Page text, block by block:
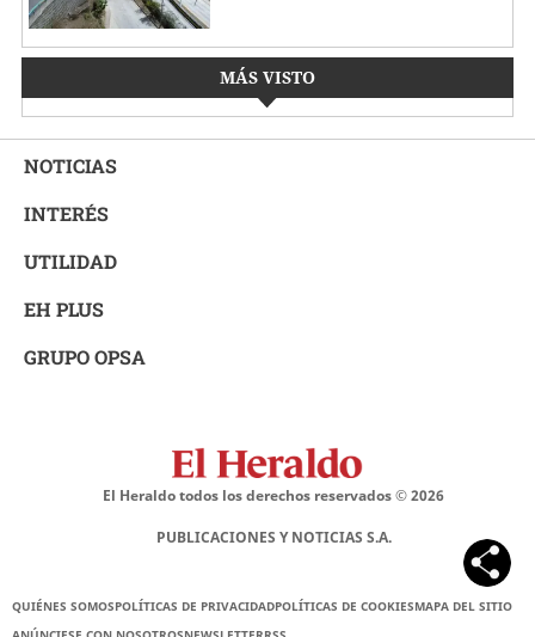
MÁS VISTO
NOTICIAS
INTERÉS
UTILIDAD
EH PLUS
GRUPO OPSA
El Heraldo todos los derechos reservados ©2026
PUBLICACIONES Y NOTICIAS S.A.
QUIÉNES SOMOSPOLÍTICAS DE PRIVACIDADPOLÍTICAS DE COOKIESMAPA DEL SITIO